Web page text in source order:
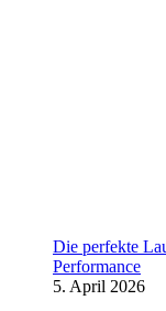
Die perfekte
Performance
5. April 2026